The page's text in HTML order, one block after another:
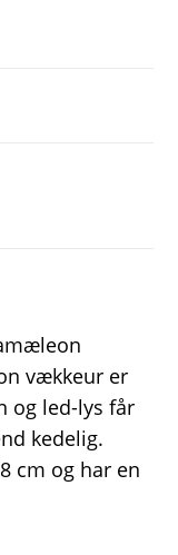
vækkeur er
og led-lys får
kedelig.
cm og har en